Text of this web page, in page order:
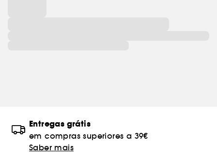
Entregas grátis
em compras superiores a 39€
Saber mais